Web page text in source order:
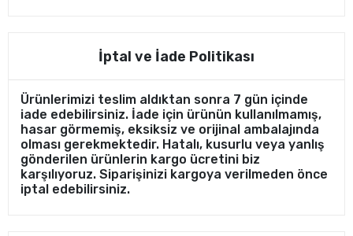
İptal ve İade Politikası
Ürünlerimizi teslim aldıktan sonra 7 gün içinde
iade edebilirsiniz. İade için ürünün kullanılmamış,
hasar görmemiş, eksiksiz ve orijinal ambalajında
olması gerekmektedir. Hatalı, kusurlu veya yanlış
gönderilen ürünlerin kargo ücretini biz
karşılıyoruz. Siparişinizi kargoya verilmeden önce
iptal edebilirsiniz.